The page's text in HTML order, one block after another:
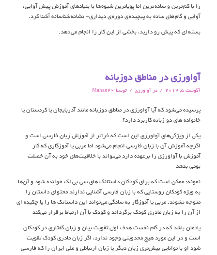
را با کم ترين و ساده ترين اما پوياترين شيوه ها با بنيادهاي آموزش پيش آوايي ،
آوايي و گام هاي ساده به پيچيده ي دوره ي ديداري- نشانه شناسانه آشنا کرد.
بسته اي که پيش رو داريد، بخشي از اين کار را انجام مي دهد.
آواورزی در مناطق دوزبانه
آگوست 5, 2014 / در آواورزی / توسط Mahan22
پرسیده می‌شود که آیا آواورزی در مناطق دوزبانه مانند آذربایجان یا کردستان یا
خانواده های دو زبانه کاربرد دارد؟
یکی از ویژگی‌های آواورزی این است که فراتر از آموزش زبان فارسی است و
اگرچه آموزش آن با زبان فارسی انجام می‌شود اما مربی یا آموزگاری که کار
آموزش با آواورزی را برعهده دارد می‌تواند با خلاقیت‌های خود به آن خصلت
بومی بدهد
نمونه: ممکن است که برای کودکان داستانک های سی بی لک خوانده شود و آن‌ها
به ویژه کودکان روستایی که با زبان فارسی آشنایی ندارند محتوای داستان را
متوجه نشوند. مربی یا آموزگار به سادگی می‌تواند این داستانک ها را یا چکیده ای
از آن را به زبان مادری کودک برگرداند و کودک با آن ارتباط برقرار می‌کند
یادمان باشد که در گام نخست هدف اول تقویت بیان و زبان گفتاری در کودکان
است و در این مورد هیچ محدویتی وجود ندارد، اگر زبان مادری کودک تقویت
شود او با توانایی بیش‌تری زبان دیگر یا زبان ارتباطی و ملی ایران را که فارسی